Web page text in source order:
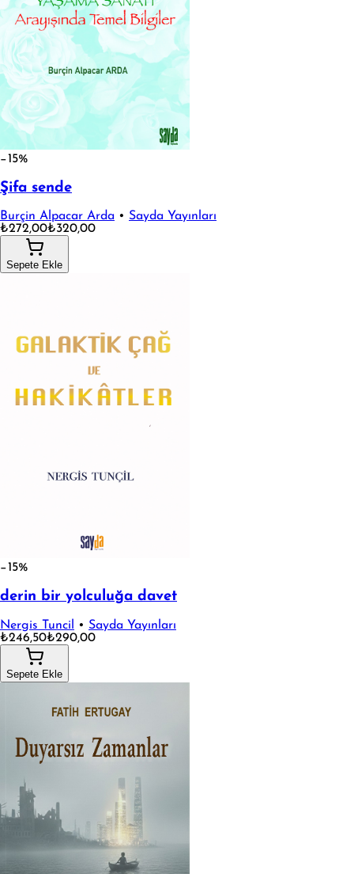
−15%
Şifa sende
Burçin Alpacar Arda • Sayda Yayınları
₺272,00₺320,00
Sepete Ekle
−15%
derin bir yolculuğa davet
Nergis Tuncil • Sayda Yayınları
₺246,50₺290,00
Sepete Ekle